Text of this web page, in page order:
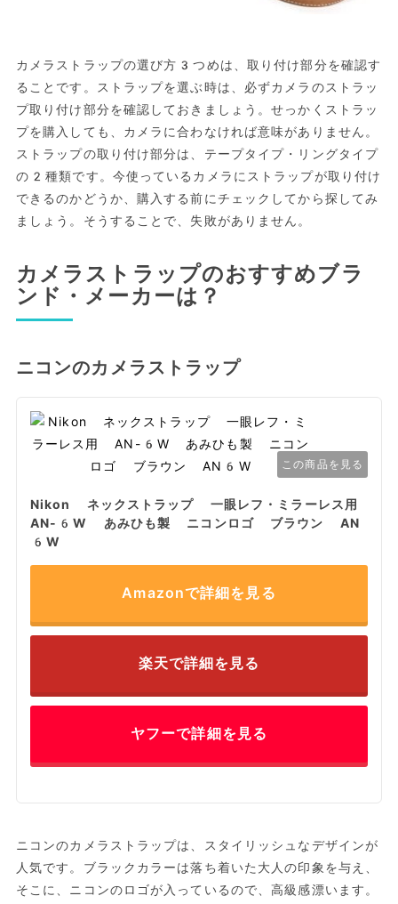
カメラストラップの選び方3つめは、取り付け部分を確認す
ることです。ストラップを選ぶ時は、必ずカメラのストラッ
プ取り付け部分を確認しておきましょう。せっかくストラッ
プを購入しても、カメラに合わなければ意味がありません。
ストラップの取り付け部分は、テープタイプ・リングタイプ
の2種類です。今使っているカメラにストラップが取り付け
できるのかどうか、購入する前にチェックしてから探してみ
ましょう。そうすることで、失敗がありません。
カメラストラップのおすすめブラ
ンド・メーカーは？
ニコンのカメラストラップ
この商品を見る
Nikon ネックストラップ 一眼レフ・ミラーレス用
AN-6W あみひも製 ニコンロゴ ブラウン AN
6W
Amazonで詳細を見る
楽天で詳細を見る
ヤフーで詳細を見る
ニコンのカメラストラップは、スタイリッシュなデザインが
人気です。ブラックカラーは落ち着いた大人の印象を与え、
そこに、ニコンのロゴが入っているので、高級感漂います。